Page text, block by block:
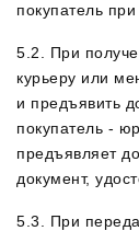
покупатель
5.2. При
курьеру или
и предъявить
покупатель -
предъявляет
документ,
5.3. При